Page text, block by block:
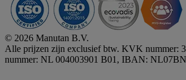
© 2026 Manutan B.V.
Alle prijzen zijn exclusief btw. KVK nummer:
nummer: NL 004003901 B01, IBAN: